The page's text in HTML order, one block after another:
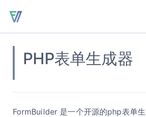
PHP表单生成器
FormBuilder 是一个开源的php表单